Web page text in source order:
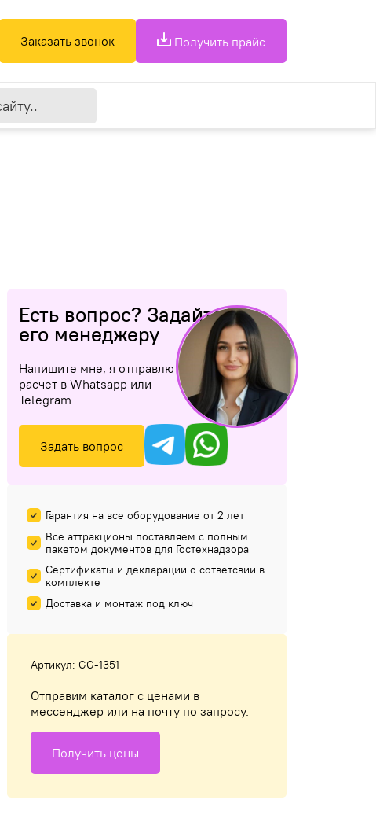
Заказать звонок Получить прайс
Есть вопрос? Задайте
его менеджеру
Напишите мне, я отправлю
расчет в Whatsapp или
Telegram.
Задать вопрос
Гарантия на все оборудование от 2 лет
Все аттракционы поставляем с полным
пакетом документов для Гостехнадзора
Сертификаты и декларации о сответсвии в
комплекте
Доставка и монтаж под ключ
Артикул: GG-1351
Отправим каталог с ценами в
мессенджер или на почту по запросу.
Получить цены